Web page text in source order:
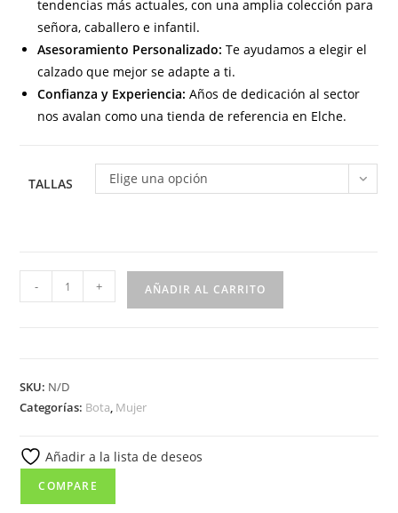
tendencias más actuales, con una amplia colección para
señora, caballero e infantil.
Asesoramiento Personalizado: Te ayudamos a elegir el
calzado que mejor se adapte a ti.
Confianza y Experiencia: Años de dedicación al sector
nos avalan como una tienda de referencia en Elche.
TALLAS Elige una opción
126-
señora
plano
cremallera
lateral
de
- + AÑADIR AL CARRITO
SKU: N/D
Categorías: Bota, Mujer
Añadir a la lista de deseos
COMPARE